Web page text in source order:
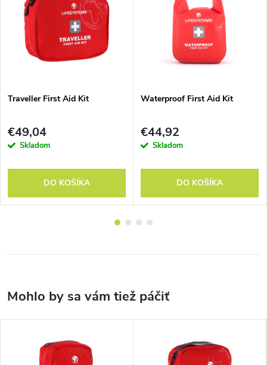
Traveller First Aid Kit
€49,04
Skladom
DO KOŠÍKA
Waterproof First Aid Kit
€44,92
Skladom
DO KOŠÍKA